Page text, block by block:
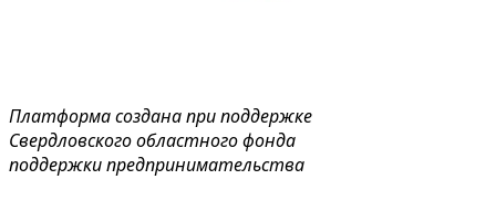
Платформа создана при поддержке
Свердловского областного фонда
поддержки предпринимательства